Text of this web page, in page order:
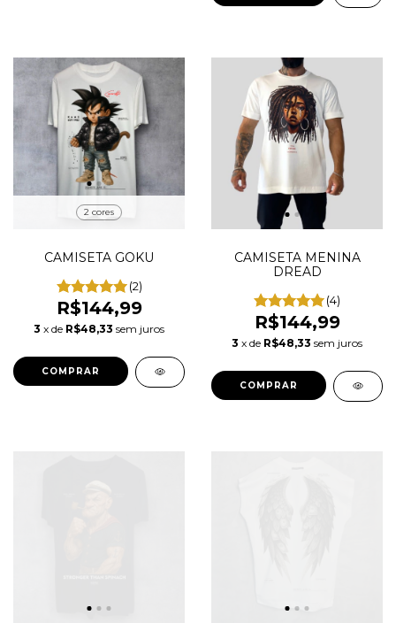
2 cores
CAMISETA GOKU
(2)
R$144,99
3 x de R$48,33 sem juros
COMPRAR
CAMISETA MENINA
DREAD
(4)
R$144,99
3 x de R$48,33 sem juros
COMPRAR